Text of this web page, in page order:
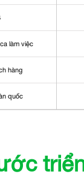
làm việc
hàng
quốc